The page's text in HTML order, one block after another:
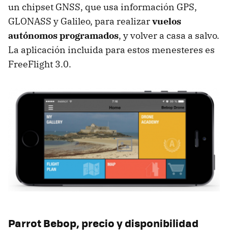
un chipset GNSS, que usa información GPS,
GLONASS y Galileo, para realizarvuelos
autónomos programados, y volver a casa a salvo.
La aplicación incluida para estos menesteres es
FreeFlight 3.0.
Parrot Bebop, precio y disponibilidad